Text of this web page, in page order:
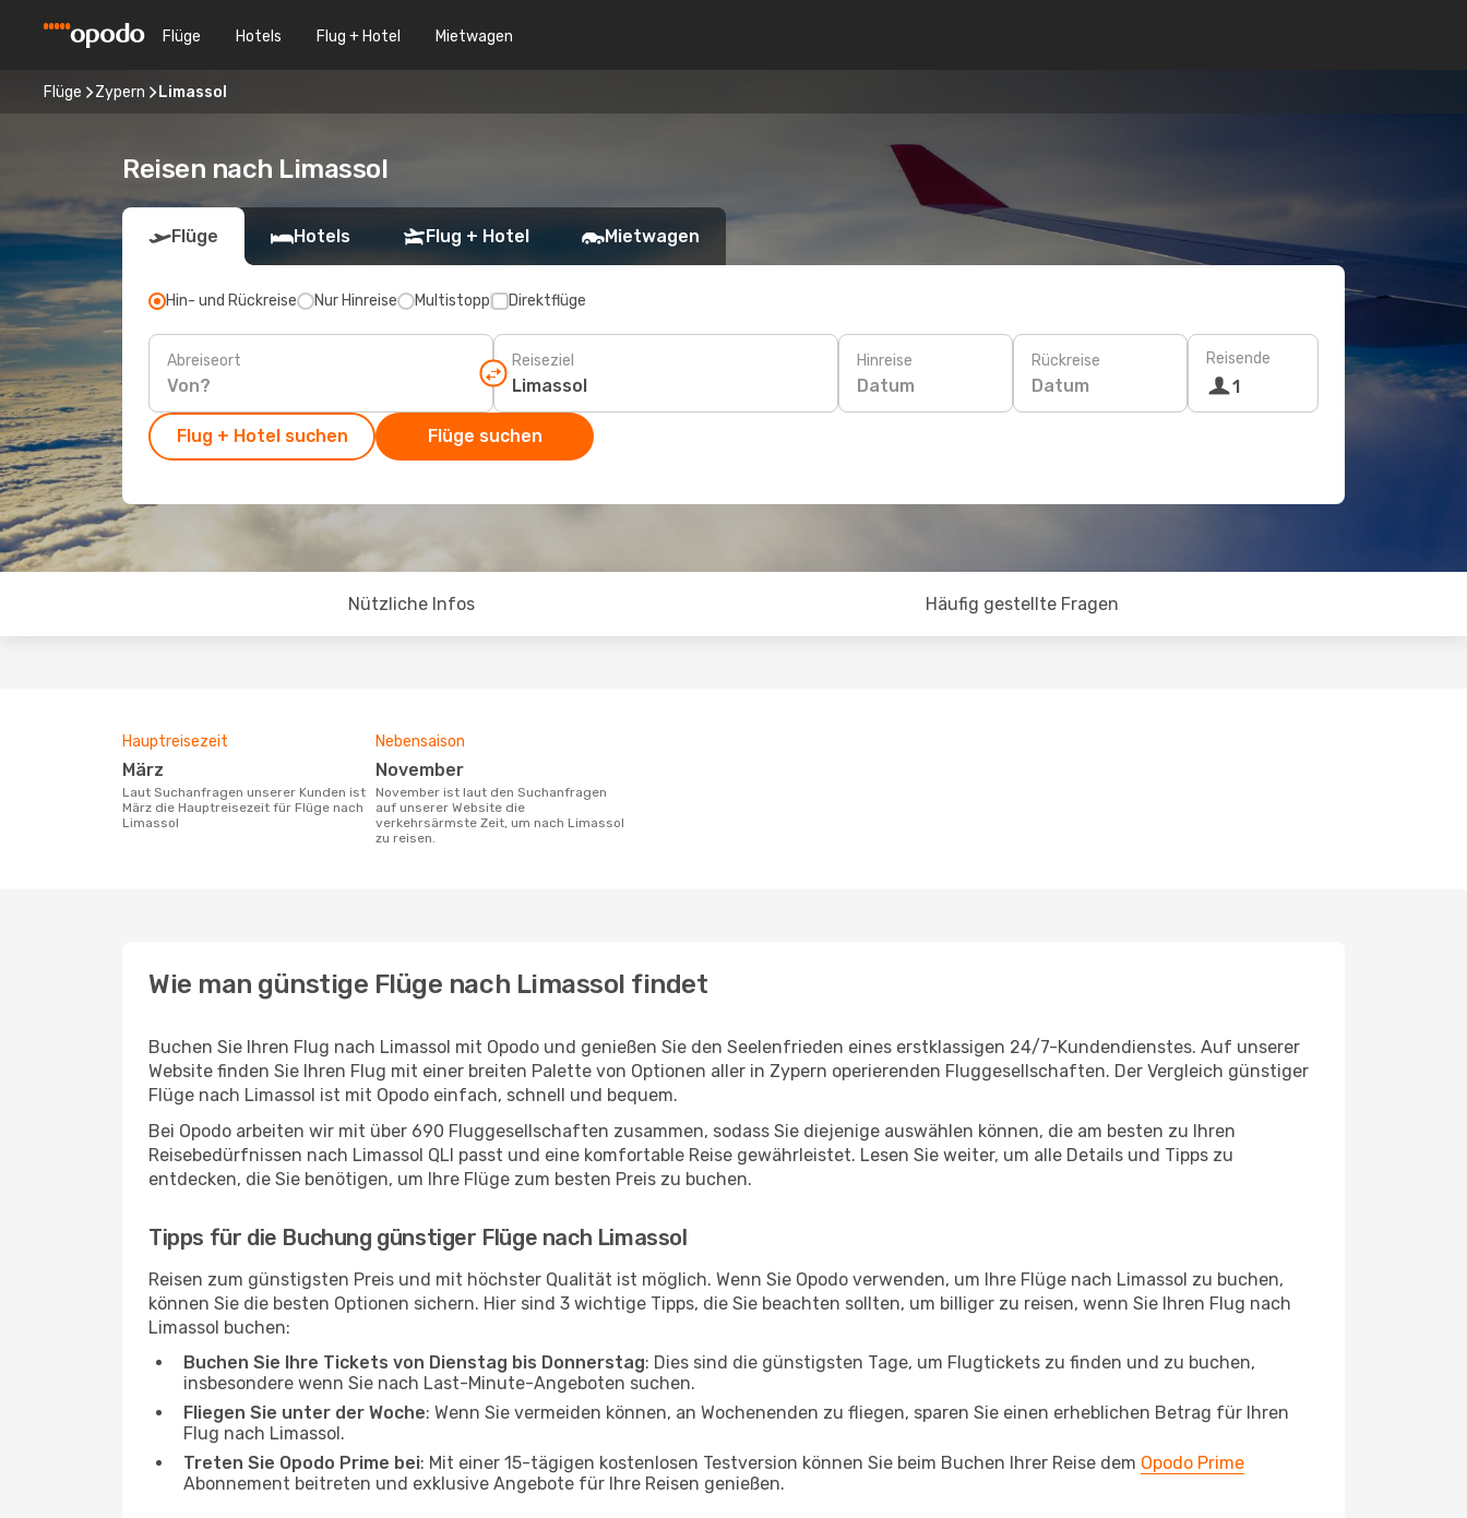
Flüge Hotels Flug + Hotel Mietwagen
Flüge Zypern Limassol
Reisen nach Limassol
Flüge Hotels Flug + Hotel Mietwagen
Hin- und Rückreise Nur Hinreise Multistopp Direktflüge
Abreiseort Reiseziel Hinreise
Datum
Rückreise
Datum
Reisende
1
Flug + Hotel suchen Flüge suchen
Nützliche Infos Häufig gestellte Fragen
Hauptreisezeit
März
Laut Suchanfragen unserer Kunden ist
März die Hauptreisezeit für Flüge nach
Limassol
Nebensaison
November
November ist laut den Suchanfragen
auf unserer Website die
verkehrsärmste Zeit, um nach Limassol
zu reisen.
Wie man günstige Flüge nach Limassol findet
Buchen Sie Ihren Flug nach Limassol mit Opodo und genießen Sie den Seelenfrieden eines erstklassigen 24/7-Kundendienstes. Auf unserer
Website finden Sie Ihren Flug mit einer breiten Palette von Optionen aller in Zypern operierenden Fluggesellschaften. Der Vergleich günstiger
Flüge nach Limassol ist mit Opodo einfach, schnell und bequem.
Bei Opodo arbeiten wir mit über 690 Fluggesellschaften zusammen, sodass Sie diejenige auswählen können, die am besten zu Ihren
Reisebedürfnissen nach Limassol QLI passt und eine komfortable Reise gewährleistet. Lesen Sie weiter, um alle Details und Tipps zu
entdecken, die Sie benötigen, um Ihre Flüge zum besten Preis zu buchen.
Tipps für die Buchung günstiger Flüge nach Limassol
Reisen zum günstigsten Preis und mit höchster Qualität ist möglich. Wenn Sie Opodo verwenden, um Ihre Flüge nach Limassol zu buchen,
können Sie die besten Optionen sichern. Hier sind 3 wichtige Tipps, die Sie beachten sollten, um billiger zu reisen, wenn Sie Ihren Flug nach
Limassol buchen:
Buchen Sie Ihre Tickets von Dienstag bis Donnerstag: Dies sind die günstigsten Tage, um Flugtickets zu finden und zu buchen,
insbesondere wenn Sie nach Last-Minute-Angeboten suchen.
Fliegen Sie unter der Woche: Wenn Sie vermeiden können, an Wochenenden zu fliegen, sparen Sie einen erheblichen Betrag für Ihren
Flug nach Limassol.
Treten Sie Opodo Prime bei: Mit einer 15-tägigen kostenlosen Testversion können Sie beim Buchen Ihrer Reise dem Opodo Prime
Abonnement beitreten und exklusive Angebote für Ihre Reisen genießen.